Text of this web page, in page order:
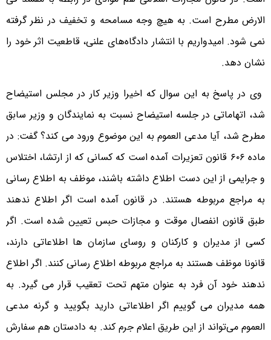
الارض مطرح است. به هیچ وجه مسامحه و تخفیف در نظر گرفته
نمی شود. امیدواریم‌ با انتشار دادگاه‌های علنی، قاطعیت اثر خود را
نشان دهد.
وی در پاسخ به این سوال که اخیرا وزیر کار در مجلس استیضاح
شد، اتهاماتی در جلسه استیضاح نسبت به نمایندگان و وزیر سابق
مطرح شد، آیا مدعی العموم به این موضوع ورود می کند؟ گفت: در
ماده ۶۰۶ قانون تعزیرات آمده است که کسانی که از ارتشا، اختلاس
و جرایمی از این دست اطلاع داشته باشند، موظف به اطلاع رسانی
به مراجع مربوطه هستند. در قانون آمده است اگر اطلاع ندهند
طبق قانون انفصال موقت و مجازات حبس تعیین شده است. اگر
کسی از مدیران و کارکنان و روسای سازمان ها اطلاعاتی دارند،
قانونا موظف هستند به مراجع مربوطه اطلاع رسانی کنند. اگر اطلاع
ندهند خود آن فرد به عنوان متهم تحت تعقیب قرار می گیرد. به
همه مدیران می گوییم اگر اطلاعاتی دارید بگویید و گرنه مدعی
العموم می‌تواند از این طریق اعلام جرم‌ کند. به دادستان هم سفارش